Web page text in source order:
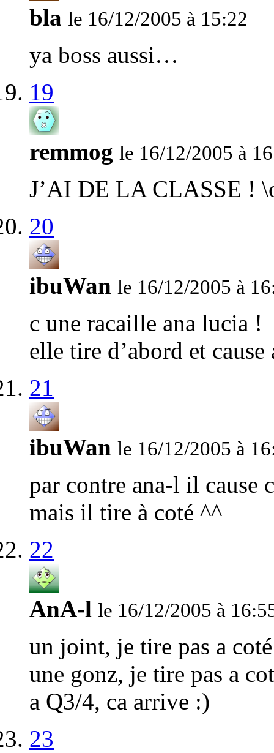
bla le 16/12/2005 à 15:22
ya boss aussi…
19
remmog le 16/12/2005 à
J’AI DE LA CLASSE !
20
ibuWan le 16/12/2005 à
c une racaille ana lucia !
elle tire d’abord et cause
21
ibuWan le 16/12/2005 à
par contre ana-l il cause
mais il tire à coté ^^
22
AnA-l le 16/12/2005 à
un joint, je tire pas a coté
une gonz, je tire pas a
a Q3/4, ca arrive :)
23